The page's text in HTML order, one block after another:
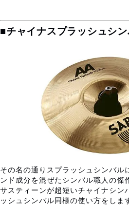
■チャイナスプラッシュシ
その名の通りスプラッシュシンバル
ンド成分を混ぜたシンバル職人の傑
サスティーンが超短いチャイナシン
ッシュシンバル同様の使い方をしま